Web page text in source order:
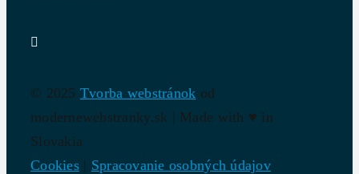
© 2025 Tvorba webstránok od
modernewebstranky.sk | Made with ♥ in
Slovakia
Cookies | Spracovanie osobných údajov